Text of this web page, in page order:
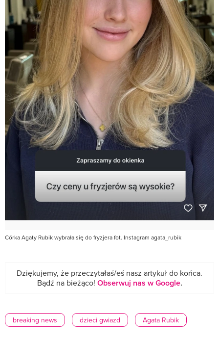
Córka Agaty Rubik wybrała się do fryzjera fot. Instagram agata_rubik
Dziękujemy, że przeczytałaś/eś nasz artykuł do końca.
Bądź na bieżąco! Obserwuj nas w Google.
breaking news dzieci gwiazd Agata Rubik